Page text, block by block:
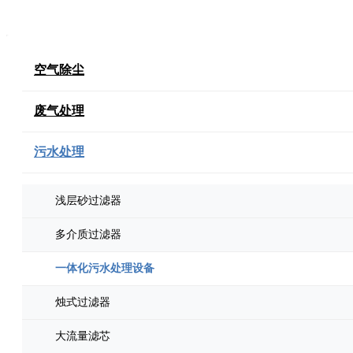
空气除尘
废气处理
污水处理
浅层砂过滤器
多介质过滤器
一体化污水处理设备
烛式过滤器
大流量滤芯